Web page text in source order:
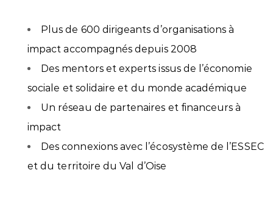
Plus de 600 dirigeants d’organisations à
impact accompagnés depuis 2008
Des mentors et experts issus de l’économie
sociale et solidaire et du monde académique
Un réseau de partenaires et financeurs à
impact
Des connexions avec l’écosystème de l’ESSEC
et du territoire du Val d’Oise